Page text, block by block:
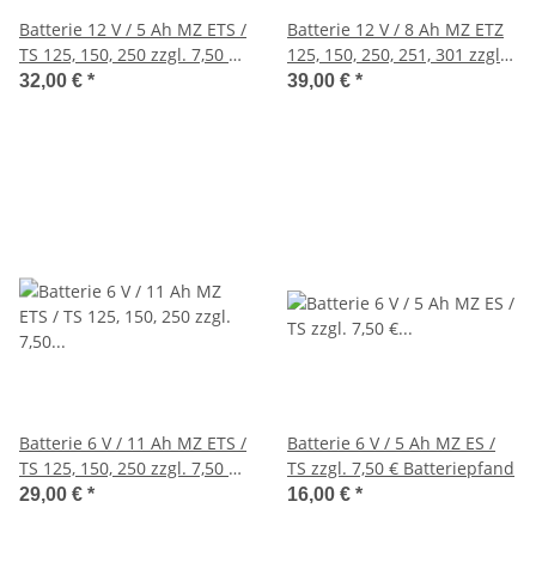
Batterie 12 V / 5 Ah MZ ETS /
TS 125, 150, 250 zzgl. 7,50 €
Batteriepfand
32,00 € *
Batterie 12 V / 8 Ah MZ ETZ
125, 150, 250, 251, 301 zzgl.
7,50 € Batteriepfand
39,00 € *
Batterie 6 V / 11 Ah MZ ETS /
TS 125, 150, 250 zzgl. 7,50 €
Batteriepfand
29,00 € *
Batterie 6 V / 5 Ah MZ ES /
TS zzgl. 7,50 € Batteriepfand
16,00 € *